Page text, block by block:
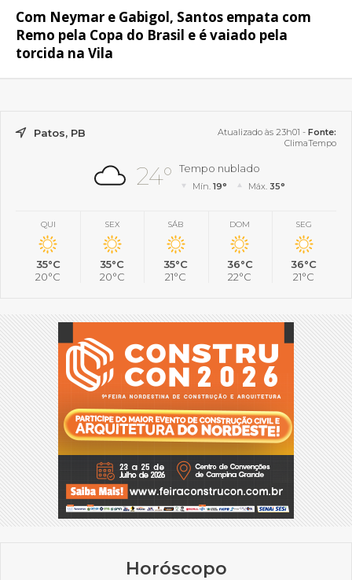
Com Neymar e Gabigol, Santos empata com
Remo pela Copa do Brasil e é vaiado pela
torcida na Vila
Patos, PB Atualizado às 23h01 - Fonte:
ClimaTempo
24° Tempo nublado
Mín.19° Máx. 35°
QUI
35°C
20°C
SEX
35°C
20°C
SÁB
35°C
21°C
DOM
36°C
22°C
SEG
36°C
21°C
Horóscopo